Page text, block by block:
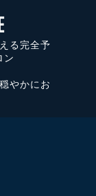
る完全予
ン
やかにお